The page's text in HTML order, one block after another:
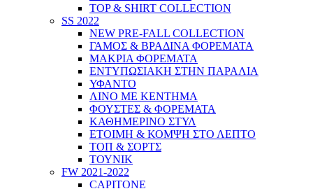
TOP & SHIRT COLLECTION
SS 2022
NEW PRE-FALL COLLECTION
ΓΑΜΟΣ & ΒΡΑΔΙΝΑ ΦΟΡΕΜΑΤΑ
ΜΑΚΡΙΑ ΦΟΡΕΜΑΤΑ
ΕΝΤΥΠΩΣΙΑΚΗ ΣΤΗΝ ΠΑΡΑΛΙΑ
ΥΦΑΝΤΟ
ΛΙΝΟ ΜΕ ΚΕΝΤΗΜΑ
ΦΟΥΣΤΕΣ & ΦΟΡΕΜΑΤΑ
ΚΑΘΗΜΕΡΙΝΟ ΣΤΥΛ
ΕΤΟΙΜΗ & ΚΟΜΨΗ ΣΤΟ ΛΕΠΤΟ
ΤΟΠ & ΣΟΡΤΣ
ΤΟΥΝΙΚ
FW 2021-2022
CAPITONE